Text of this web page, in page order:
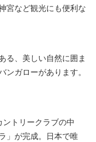
宮など観光にも便利な
る、美しい自然に囲ま
ガローがあります。
トリークラブの中
」が完成。日本で唯